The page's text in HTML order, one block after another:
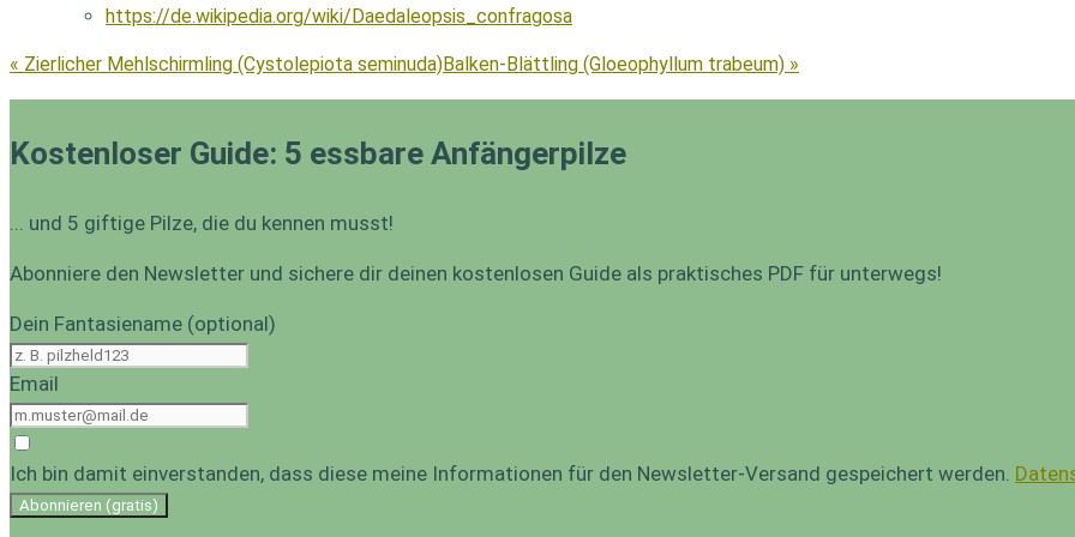
https://de.wikipedia.org/wiki/Daedaleopsis_confragosa
« Zierlicher Mehlschirmling (Cystolepiota seminuda)Balken-Blättling (Gloeophyllum trabeum) »
Kostenloser Guide: 5 essbare Anfängerpilze
... und 5 giftige Pilze, die du kennen musst!
Abonniere den Newsletter und sichere dir deinen kostenlosen Guide als praktisches PDF für unterwegs!
Dein Fantasiename (optional)
Email
Ich bin damit einverstanden, dass diese meine Informationen für den Newsletter-Versand gespeichert werden.
Abonnieren (gratis)